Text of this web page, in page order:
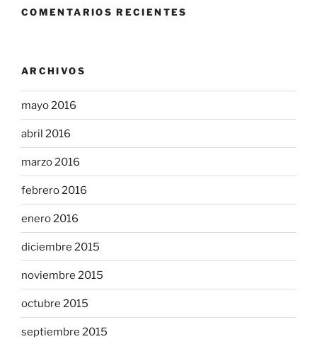
COMENTARIOS RECIENTES
ARCHIVOS
mayo 2016
abril 2016
marzo 2016
febrero 2016
enero 2016
diciembre 2015
noviembre 2015
octubre 2015
septiembre 2015